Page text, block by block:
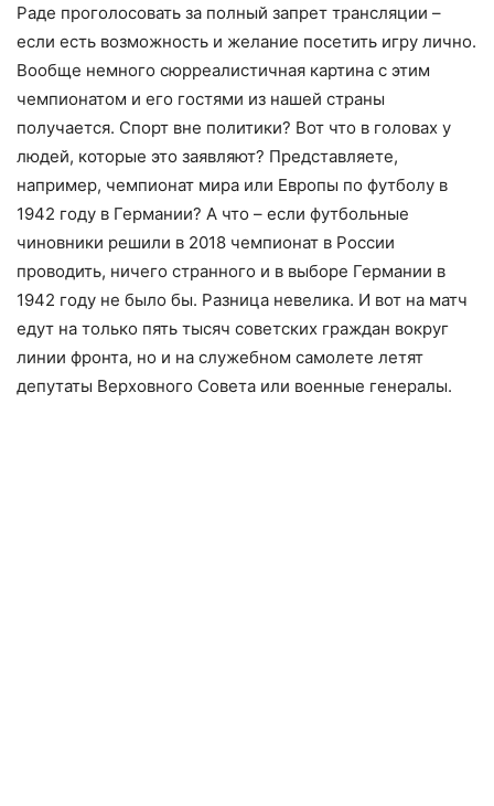
Раде проголосовать за полный запрет трансляции –
если есть возможность и желание посетить игру лично.
Вообще немного сюрреалистичная картина с этим
чемпионатом и его гостями из нашей страны
получается. Спорт вне политики? Вот что в головах у
людей, которые это заявляют? Представляете,
например, чемпионат мира или Европы по футболу в
1942 году в Германии? А что – если футбольные
чиновники решили в 2018 чемпионат в России
проводить, ничего странного и в выборе Германии в
1942 году не было бы. Разница невелика. И вот на матч
едут на только пять тысяч советских граждан вокруг
линии фронта, но и на служебном самолете летят
депутаты Верховного Совета или военные генералы.